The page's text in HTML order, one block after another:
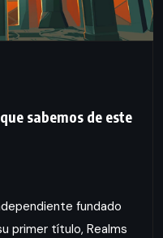
sabemos de este
fundado
primer título, Realms